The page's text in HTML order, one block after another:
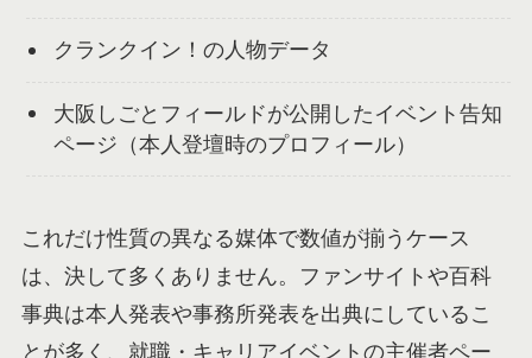
クランクイン！の人物データ
大阪しごとフィールドが公開したイベント告知
ページ（本人登壇時のプロフィール）
これだけ性質の異なる媒体で数値が揃うケース
は、決して多くありません。ファンサイトや百科
事典は本人発表や事務所発表を出典にしているこ
とが多く、就職・キャリアイベントの主催者ペー